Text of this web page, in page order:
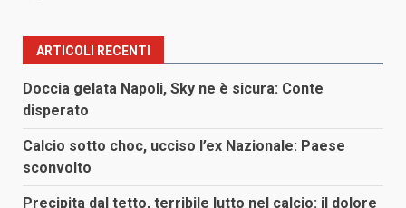
ARTICOLI RECENTI
Doccia gelata Napoli, Sky ne è sicura: Conte
disperato
Calcio sotto choc, ucciso l’ex Nazionale: Paese
sconvolto
Precipita dal tetto, terribile lutto nel calcio: il dolore